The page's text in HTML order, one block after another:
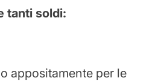
tanti soldi:
appositamente per le